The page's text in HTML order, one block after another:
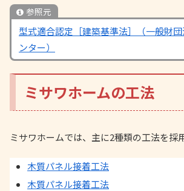
参照元
型式適合認定［建築基準法］（一般財
ンター）
ミサワホームの工法
ミサワホームでは、主に2種類の工法を採
木質パネル接着工法
木質パネル接着工法